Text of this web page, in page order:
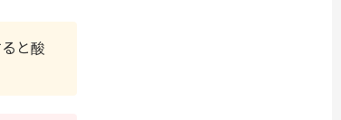
と酸